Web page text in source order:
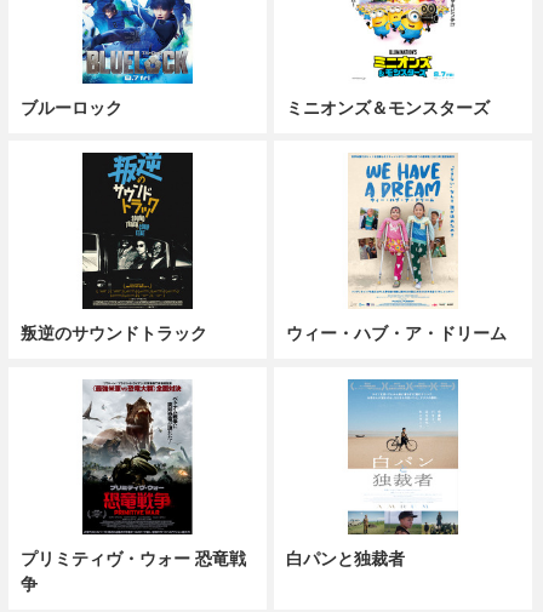
ブルーロック ミニオンズ＆モンスターズ
叛逆のサウンドトラック ウィー・ハブ・ア・ドリーム
プリミティヴ・ウォー 恐竜戦
争
白パンと独裁者